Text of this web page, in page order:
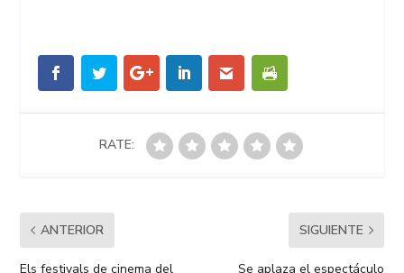
RATE:
ANTERIOR
Els festivals de cinema del
SIGUIENTE
Se aplaza el espectáculo